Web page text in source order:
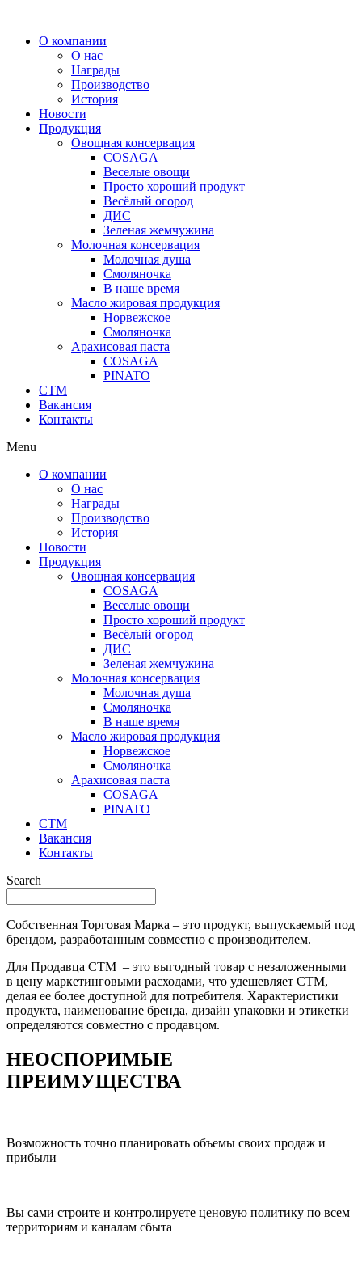
содержимому
О компании
О нас
Награды
Производство
История
Новости
Продукция
Овощная консервация
COSAGA
Веселые овощи
Просто хороший продукт
Весёлый огород
ДИС
Зеленая жемчужина
Молочная консервация
Молочная душа
Смоляночка
В наше время
Масло жировая продукция
Норвежское
Смоляночка
Арахисовая паста
COSAGA
PINATO
СТМ
Вакансия
Контакты
Menu
О компании
О нас
Награды
Производство
История
Новости
Продукция
Овощная консервация
COSAGA
Веселые овощи
Просто хороший продукт
Весёлый огород
ДИС
Зеленая жемчужина
Молочная консервация
Молочная душа
Смоляночка
В наше время
Масло жировая продукция
Норвежское
Смоляночка
Арахисовая паста
COSAGA
PINATO
СТМ
Вакансия
Контакты
Search
Собственная Торговая Марка – это продукт, выпускаемый под
брендом, разработанным совместно с производителем.
Для Продавца СТМ – это выгодный товар с незаложенными
в цену маркетинговыми расходами, что удешевляет СТМ,
делая ее более доступной для потребителя. Характеристики
продукта, наименование бренда, дизайн упаковки и этикетки
определяются совместно с продавцом.
НЕОСПОРИМЫЕ
ПРЕИМУЩЕСТВА
Возможность точно планировать объемы своих продаж и
прибыли
Вы сами строите и контролируете ценовую политику по всем
территориям и каналам сбыта